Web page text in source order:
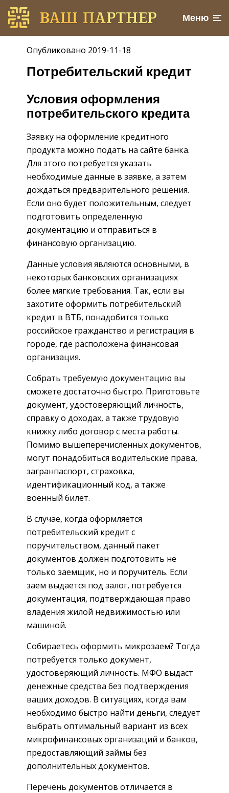
Меню
Опубликовано 2019-11-18
Потребительский кредит
Условия оформления
потребительского кредита
Заявку на оформление кредитного
продукта можно подать на сайте банка.
Для этого потребуется указать
необходимые данные в заявке, а затем
дождаться предварительного решения.
Если оно будет положительным, следует
подготовить определенную
документацию и отправиться в
финансовую организацию.
Данные условия являются основными, в
некоторых банковских организациях
более мягкие требования. Так, если вы
захотите оформить потребительский
кредит в ВТБ, понадобится только
российское гражданство и регистрация в
городе, где расположена финансовая
организация.
Собрать требуемую документацию вы
сможете достаточно быстро. Приготовьте
документ, удостоверяющий личность,
справку о доходах, а также трудовую
книжку либо договор с места работы.
Помимо вышеперечисленных документов,
могут понадобиться водительские права,
загранпаспорт, страховка,
идентификационный код, а также
военный билет.
В случае, когда оформляется
потребительский кредит с
поручительством, данный пакет
документов должен подготовить не
только заемщик, но и поручитель. Если
заем выдается под залог, потребуется
документация, подтверждающая право
владения жилой недвижимостью или
машиной.
Собираетесь оформить микрозаем? Тогда
потребуется только документ,
удостоверяющий личность. МФО выдаст
денежные средства без подтверждения
ваших доходов. В ситуациях, когда вам
необходимо быстро найти деньги, следует
выбрать оптимальный вариант из всех
микрофинансовых организаций и банков,
предоставляющий займы без
дополнительных документов.
Перечень документов отличается в